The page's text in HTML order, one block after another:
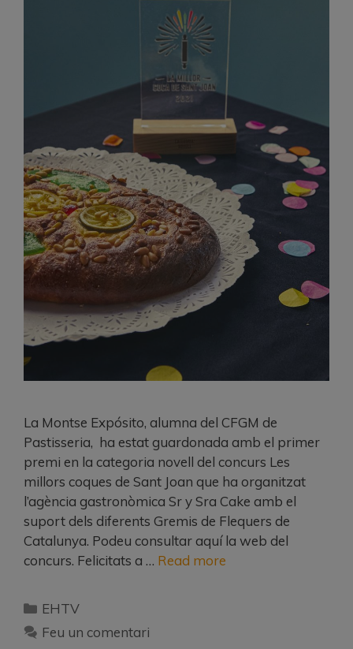
La Montse Expósito, alumna del CFGM de
Pastisseria, ha estat guardonada amb el primer
premi en la categoria novell del concurs Les
millors coques de Sant Joan que ha organitzat
l’agència gastronòmica Sr y Sra Cake amb el
suport dels diferents Gremis de Flequers de
Catalunya. Podeu consultar aquí la web del
concurs. Felicitats a … Read more
EHTV
Feu un comentari